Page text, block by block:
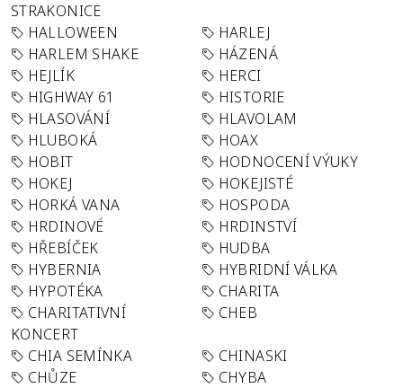
STRAKONICE
HALLOWEEN
HARLEJ
HARLEM SHAKE
HÁZENÁ
HEJLÍK
HERCI
HIGHWAY 61
HISTORIE
HLASOVÁNÍ
HLAVOLAM
HLUBOKÁ
HOAX
HOBIT
HODNOCENÍ VÝUKY
HOKEJ
HOKEJISTÉ
HORKÁ VANA
HOSPODA
HRDINOVÉ
HRDINSTVÍ
HŘEBÍČEK
HUDBA
HYBERNIA
HYBRIDNÍ VÁLKA
HYPOTÉKA
CHARITA
CHARITATIVNÍ
KONCERT
CHEB
CHIA SEMÍNKA
CHINASKI
CHŮZE
CHYBA